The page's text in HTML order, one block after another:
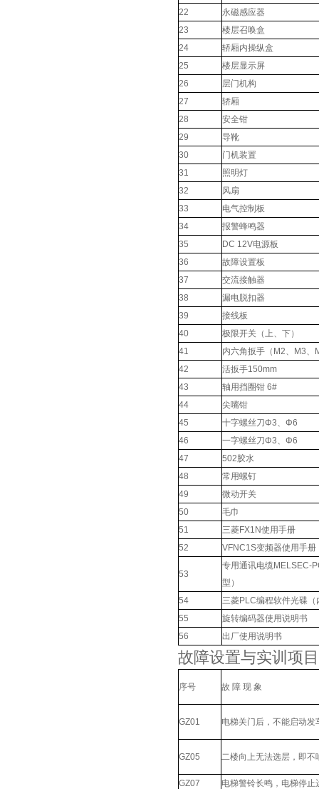
22
永磁感应器
23
楼层召唤盒
24
轿厢内操纵盒
25
楼层显示屏
26
层门机构
27
轿厢
28
安全钳
29
导靴
30
门机装置
31
照明灯
32
风扇
33
电气控制板
34
报警蜂鸣器
35
DC 12V电源板
36
故障设置板
37
交流接触器
38
漏电脱扣器
39
接线板
40
极限开关（上、下）
41
内六角扳手（M2、M3、
42
活扳手150mm
43
轴用挡圈钳 6#
44
尖嘴钳
45
十字螺丝刀Φ3、Φ6
46
一字螺丝刀Φ3、Φ6
47
502胶水
48
常用螺钉
49
微动开关
50
毛巾
51
三菱FX1N使用手册
52
VFNC1S变频器使用手册
53
专用通讯电缆
型）
54
三菱PLC编程软件光碟
55
旋转编码器使用说明书
56
出厂使用说明书
故障设置与实训项目
序号 故 障 现 象
GZ01 电梯关门后，不能启动发
GZ05 二楼向上无法选层，即不
GZ07 电梯警铃长鸣，电梯停止